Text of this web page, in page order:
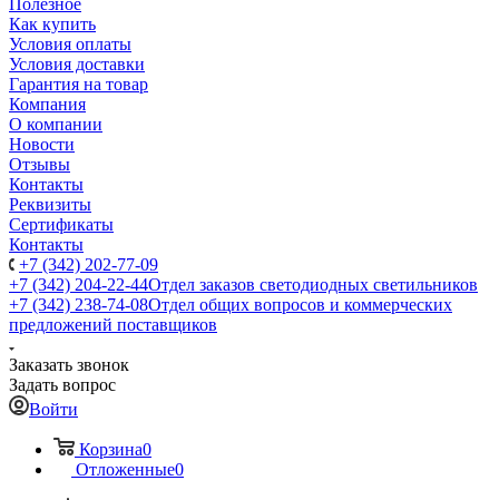
Полезное
Как купить
Условия оплаты
Условия доставки
Гарантия на товар
Компания
О компании
Новости
Отзывы
Контакты
Реквизиты
Сертификаты
Контакты
+7 (342) 202-77-09
+7 (342) 204-22-44Отдел заказов светодиодных светильников
+7 (342) 238-74-08Отдел общих вопросов и коммерческих
предложений поставщиков
Заказать звонок
Задать вопрос
Войти
Корзина0
Отложенные0